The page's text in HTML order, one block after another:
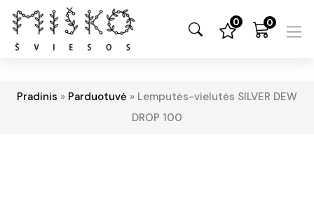
0 0
Pradinis » Parduotuvė » Lemputės-vielutės SILVER DEW
DROP 100